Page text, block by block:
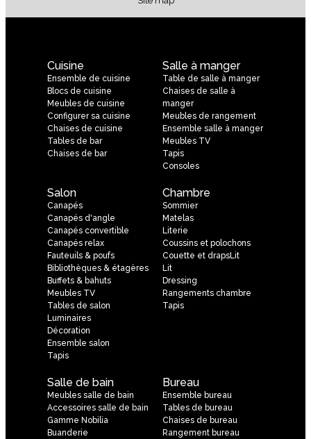
Cuisine
Ensemble de cuisine
Blocs de cuisine
Meubles de cuisine
Configurer sa cuisine
Chaises de cuisine
Tables de bar
Chaises de bar
Salle à manger
Table de salle à manger
Chaises de salle à
manger
Meubles de rangement
Ensemble salle à manger
Meubles TV
Tapis
Consoles
Salon
Canapés
Canapés d'angle
Canapés convertible
Canapés relax
Fauteuils & poufs
Bibliothèques & étagères
Buffets & bahuts
Meubles TV
Tables de salon
Luminaires
Décoration
Ensemble salon
Tapis
Chambre
Sommier
Matelas
Literie
Coussins et polochons
Couette et drapsLit
Lit
Dressing
Rangements chambre
Tapis
Salle de bain
Meubles salle de bain
Accessoires salle de bain
Gamme Nobilia
Buanderie
Bureau
Ensemble bureau
Tables de bureau
Chaises de bureau
Rangement bureau